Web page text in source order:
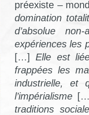
préexiste –
domination
d’absolue
expériences les
[…] Elle est
frappées les
industrielle, et
l’impérialisme
traditions